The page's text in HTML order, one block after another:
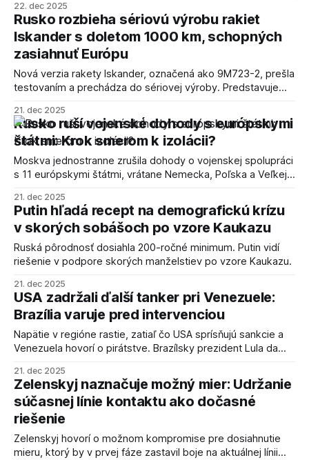
námornom obrannom priemysle.
22. dec 2025
Rusko rozbieha sériovú výrobu rakiet
Iskander s doletom 1000 km, schopných
zasiahnuť Európu
Nová verzia rakety Iskander, označená ako 9M723-2, prešla
testovaním a prechádza do sériovej výroby. Predstavuje
21. dec 2025
Rusko ruší vojenské dohody s európskymi
štátmi: Krok smerom k izolácii?
Moskva jednostranne zrušila dohody o vojenskej spolupráci
s 11 európskymi štátmi, vrátane Nemecka, Poľska a Veľkej
Ruska a podkopáva dôveru v medzinárodné zmluvy.
21. dec 2025
Putin hľadá recept na demografickú krízu
v skorých sobášoch po vzore Kaukazu
Ruská pôrodnosť dosiahla 200-ročné minimum. Putin vidí
riešenie v podpore skorých manželstiev po vzore Kaukazu.
21. dec 2025
USA zadržali ďalší tanker pri Venezuele:
Brazília varuje pred intervenciou
Napätie v regióne rastie, zatiaľ čo USA sprísňujú sankcie a
Venezuela hovorí o pirátstve. Brazílsky prezident Lula da
21. dec 2025
Zelenskyj naznačuje možný mier: Udržanie
súčasnej línie kontaktu ako dočasné
riešenie
Zelenskyj hovorí o možnom kompromise pre dosiahnutie
mieru, ktorý by v prvej fáze zastavil boje na aktuálnej línii